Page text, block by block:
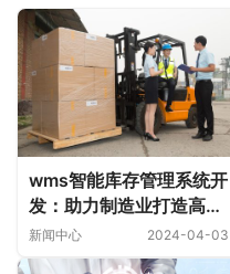
wms智能库存管理系统开
发：助力制造业打造高效
库房
新闻中心 2024-04-03